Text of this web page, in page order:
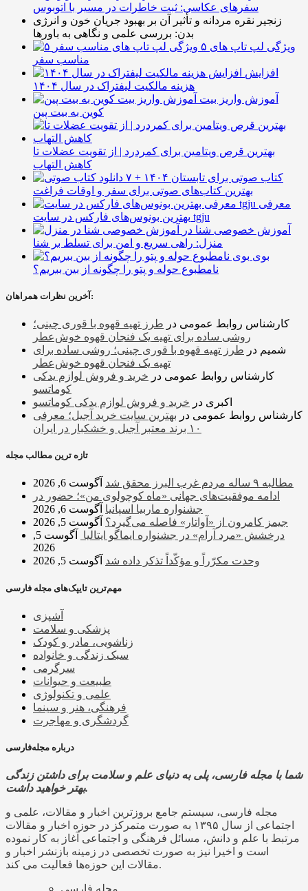
سفرهای عکاسی: ثبت خاطرات در مسیر با اتوبوس
زنجیر نقره مردانه و تأثیر آن بر بهبود جریان خون و انرژی
بدن: بررسی علمی و نگاهی به باورها
۵ ویژگی لپ تاپ های
مناسب سفر
افزایش
هزینه مالکیت لیفتراک در سال ۱۴۰۴
آموزش واریز بیت
کوین به بیت پین
بهترین قرص ویتامین برای کمردرد | از تقویت عضلات تا
کاهش التهاب
۷ کتاب صوتی برای تابستان ۱۴۰۴ +
بهترین کتاب‌های صوتی برای سفر و اوقات فراغت
معرفی
بهترین بونوس‌های فارکس در سایت tgju
آموزش خصوصی شنا در
منزل: راهی سریع و امن برای تسلط بر شنا
بوی
نامطبوع حوله و پتو را چگونه از بین ببریم؟
آخرین نظرات همراهان:
کارشناس روابط عمومی در طرز تهیه قهوه با قوری چینی؛
روشی ساده برای تهیه یک فنجان قهوه خوش‌عطر
شمیم در طرز تهیه قهوه با قوری چینی؛ روشی ساده برای
تهیه یک فنجان قهوه خوش‌عطر
کارشناس روابط عمومی در خرید و فروش لوازم یدکی
کوماتسو
اکبری در خرید و فروش لوازم یدکی کوماتسو
کارشناس روابط عمومی در بهترین سایت خرید آجیل؛ معرفی
۱۰ برند معتبر آجیل و خشکبار در ایران
تازه ترین مطالب مجله
مطالبه ۹ ساله مردم غرب البرز محقق شد
آگوست 6, 2026
ادامه موفقیت‌های جهانی «ماه کوچولوی من»؛ حضور در
جشنواره ماربیا اسپانیا آگوست 6, 2026
جیمز کامرون از «آواتار» فاصله می‌گیرد؟ آگوست 5, 2026
درخشش «مرد آرام» در جشنواره ایماگو ایتالیا
آگوست 5,
2026
وحدت مکرّراً و مؤکّداً تذکر داده شد آگوست 5, 2026
مهم‌ترین تایپک‌های مجله فارسی
آشپزی
پزشکی و سلامت
زناشویی، مادر و کودک
سبک زندگی و خانواده
سرگرمی
طبیعت و حیوانات
علمی و تکنولوژی
فرهنگی، هنر و سینما
گردشگری و مهاجرت
درباره مجله‌فارسی
شما با مجله فارسی، پلی به دنیای علم و سلامت برای داشتن زندگی
بهتر خواهید داشت.
مجله فارسی، سیستم جامع بروزترین اخبار و مقالات، علمی و
اجتماعی از سال ۱۳۹۵ به صورت متمرکز در حوزه اخبار و مقالات
مرتبط با علم و دانش، مسائل فرهنگی و اجتماعی آغاز به کار نموده
است و اخیرا نیز به صورت تخصصی در زمینه بازنشر اخبار و
مقالات این حوزه‌ها فعالیت می کند.
مجله فارسی